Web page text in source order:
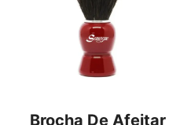
Brocha De Afeitar